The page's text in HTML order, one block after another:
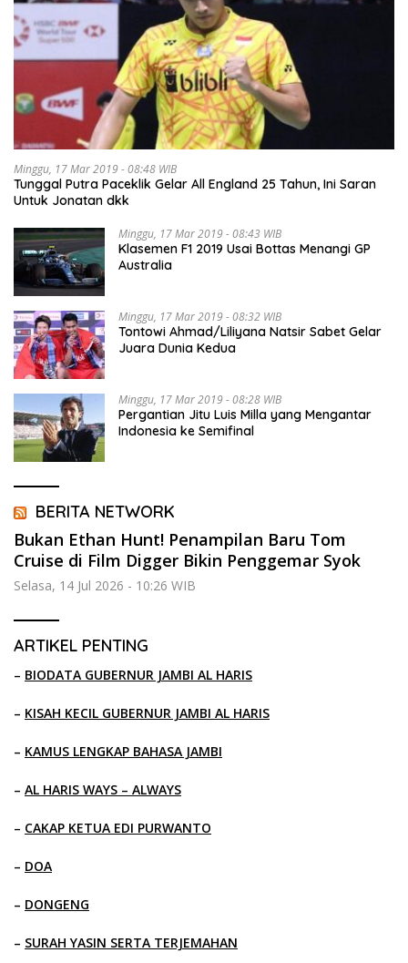
Minggu, 17 Mar 2019 - 08:48 WIB
Tunggal Putra Paceklik Gelar All England 25 Tahun, Ini Saran
Untuk Jonatan dkk
Minggu, 17 Mar 2019 - 08:43 WIB
Klasemen F1 2019 Usai Bottas Menangi GP
Australia
Minggu, 17 Mar 2019 - 08:32 WIB
Tontowi Ahmad/Liliyana Natsir Sabet Gelar
Juara Dunia Kedua
Minggu, 17 Mar 2019 - 08:28 WIB
Pergantian Jitu Luis Milla yang Mengantar
Indonesia ke Semifinal
BERITA NETWORK
Bukan Ethan Hunt! Penampilan Baru Tom
Cruise di Film Digger Bikin Penggemar Syok
Selasa, 14 Jul 2026 - 10:26 WIB
ARTIKEL PENTING
– BIODATA GUBERNUR JAMBI AL HARIS
– KISAH KECIL GUBERNUR JAMBI AL HARIS
– KAMUS LENGKAP BAHASA JAMBI
– AL HARIS WAYS – ALWAYS
– CAKAP KETUA EDI PURWANTO
– DOA
– DONGENG
– SURAH YASIN SERTA TERJEMAHAN